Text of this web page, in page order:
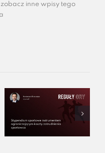
zobacz inne wpisy tego